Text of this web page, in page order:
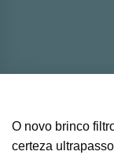
O novo brinco
certeza